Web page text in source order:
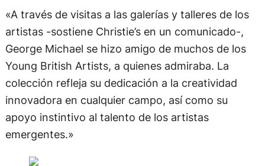
«A través de visitas a las galerías y talleres de los
artistas -sostiene Christie’s en un comunicado-,
George Michael se hizo amigo de muchos de los
Young British Artists, a quienes admiraba. La
colección refleja su dedicación a la creatividad
innovadora en cualquier campo, así como su
apoyo instintivo al talento de los artistas
emergentes.»